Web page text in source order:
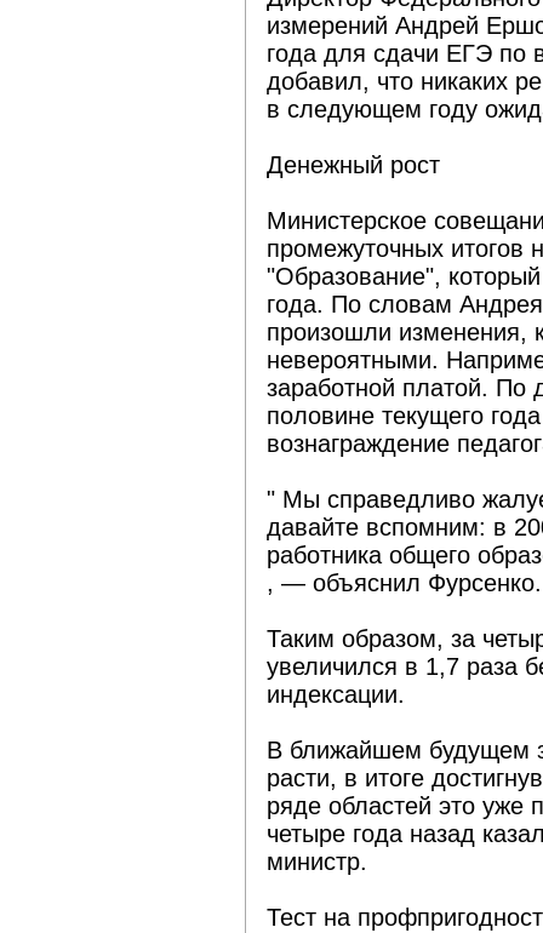
измерений Андрей
года для сдачи ЕГЭ по
добавил, что никаких
в следующем году
Денежный рост
Министерское
промежуточных итогов
"Образование",
года. По словам
произошли изменения,
невероятными.
заработной платой. По
половине текущего
вознаграждение
" Мы справедливо
давайте вспомним: в
работника общего
, — объяснил Фурсенко.
Таким образом, за
увеличился в 1,7 раза
индексации.
В ближайшем будущем
расти, в итоге
ряде областей это уже
четыре года назад
министр.
Тест на